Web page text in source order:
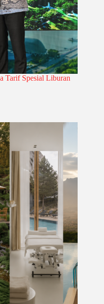
Tarif Spesial Liburan